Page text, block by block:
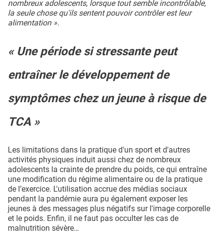
nombreux adolescents, lorsque tout semble incontrôlable,
la seule chose qu'ils sentent pouvoir contrôler est leur
alimentation ».
« Une période si stressante peut
entraîner le développement de
symptômes chez un jeune à risque de
TCA »
Les limitations dans la pratique d'un sport et d'autres
activités physiques induit aussi chez de nombreux
adolescents la crainte de prendre du poids, ce qui entraîne
une modification du régime alimentaire ou de la pratique
de l’exercice. L'utilisation accrue des médias sociaux
pendant la pandémie aura pu également exposer les
jeunes à des messages plus négatifs sur l'image corporelle
et le poids. Enfin, il ne faut pas occulter les cas de
malnutrition sévère…